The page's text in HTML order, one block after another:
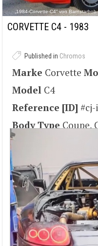
„1984-Corvette-C4“ von
Wikimedia Commons -
CORVETTE C4 - 1983
Published in Chromos
Marke Corvette
Model C4
Reference [ID] #cj-
Body Type Coupe,